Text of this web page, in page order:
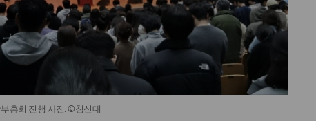
흥회 진행 사진. ©침신대